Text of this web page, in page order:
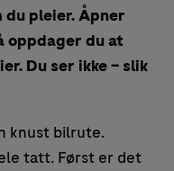
pleier. Åpner
oppdager du at
Du ser ikke – slik
knust bilrute.
tatt. Først er det